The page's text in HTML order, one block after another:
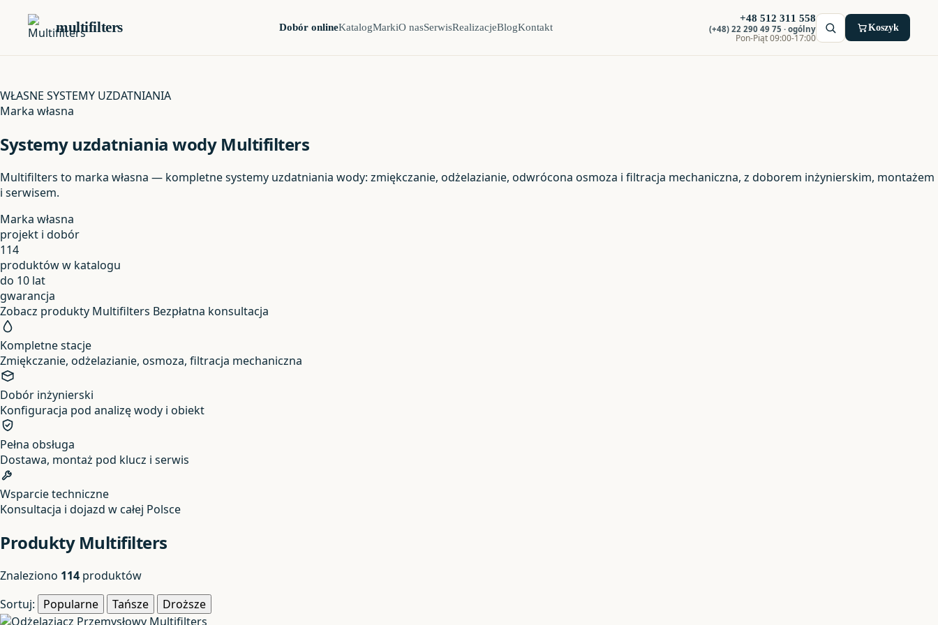
multifilters Dobór onlineKatalogMarkiO nasSerwisRealizacjeBlogKontakt
+48 512 311 558
(+48) 22 290 49 75 · ogólny
Pon-Piąt 09:00-17:00
Koszyk
WŁASNE SYSTEMY UZDATNIANIA
Marka własna
Systemy uzdatniania wody Multifilters
Multifilters to marka własna — kompletne systemy uzdatniania wody: zmiękczanie, odżelazianie, odwrócona osmoza i filtracja mechaniczna, z doborem inżynierskim, montażem
i serwisem.
Marka własna
projekt i dobór
114
produktów w katalogu
do 10 lat
gwarancja
Zobacz produkty Multifilters Bezpłatna konsultacja
Kompletne stacje
Zmiękczanie, odżelazianie, osmoza, filtracja mechaniczna
Dobór inżynierski
Konfiguracja pod analizę wody i obiekt
Pełna obsługa
Dostawa, montaż pod klucz i serwis
Wsparcie techniczne
Konsultacja i dojazd w całej Polsce
Produkty Multifilters
Znaleziono 114 produktów
Sortuj:
Popularne Tańsze Droższe